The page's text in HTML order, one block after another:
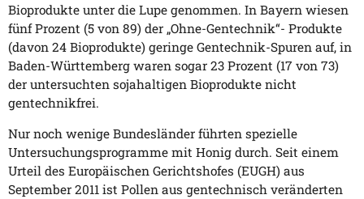
Bioprodukte unter die Lupe genommen. In Bayern wiesen
fünf Prozent (5 von 89) der „Ohne-Gentechnik“- Produkte
(davon 24 Bioprodukte) geringe Gentechnik-Spuren auf, in
Baden-Württemberg waren sogar 23 Prozent (17 von 73)
der untersuchten sojahaltigen Bioprodukte nicht
gentechnikfrei.
Nur noch wenige Bundesländer führten spezielle
Untersuchungsprogramme mit Honig durch. Seit einem
Urteil des Europäischen Gerichtshofes (EUGH) aus
September 2011 ist Pollen aus gentechnisch veränderten